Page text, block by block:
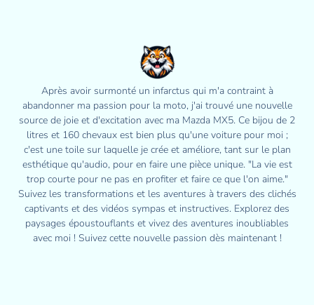
Après avoir surmonté un infarctus qui m'a contraint à
abandonner ma passion pour la moto, j'ai trouvé une nouvelle
source de joie et d'excitation avec ma Mazda MX5. Ce bijou de 2
litres et 160 chevaux est bien plus qu'une voiture pour moi ;
c'est une toile sur laquelle je crée et améliore, tant sur le plan
esthétique qu'audio, pour en faire une pièce unique. "La vie est
trop courte pour ne pas en profiter et faire ce que l'on aime."
Suivez les transformations et les aventures à travers des clichés
captivants et des vidéos sympas et instructives. Explorez des
paysages époustouflants et vivez des aventures inoubliables
avec moi ! Suivez cette nouvelle passion dès maintenant !